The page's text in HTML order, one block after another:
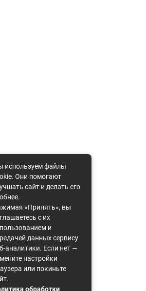
используем файлы
Они помогают
сайт и делать его
«Принять», вы
с их
и
данных сервису
аналитики. Если нет —
настройки
или покиньте
обработки